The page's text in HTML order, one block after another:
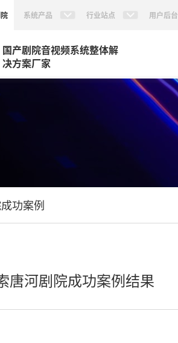
系统产品 行业站点 用户后台
国产剧院音视频系统整体解
决方案厂家
功案例
唐河剧院成功案例结果